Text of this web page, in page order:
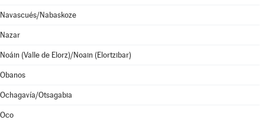
Navascués/Nabaskoze
Nazar
Noáin (Valle de Elorz)/Noain (Elortzibar)
Obanos
Ochagavía/Otsagabia
Oco